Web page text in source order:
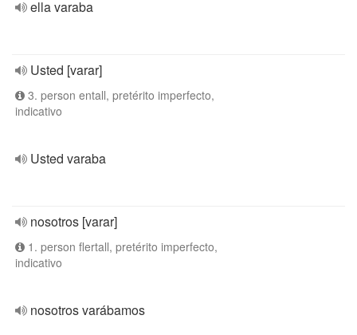
ella varaba
Usted [varar]
3. person entall, pretérito imperfecto,
indicativo
Usted varaba
nosotros [varar]
1. person flertall, pretérito imperfecto,
indicativo
nosotros varábamos